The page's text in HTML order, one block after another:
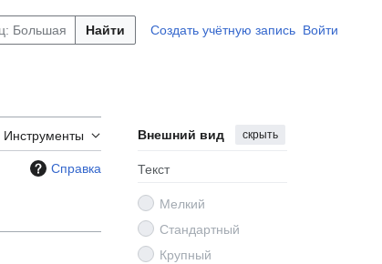
Найти Создать учётную запись Войти
Инструменты Внешний вид скрыть
Текст
Мелкий
Стандартный
Крупный
Справка